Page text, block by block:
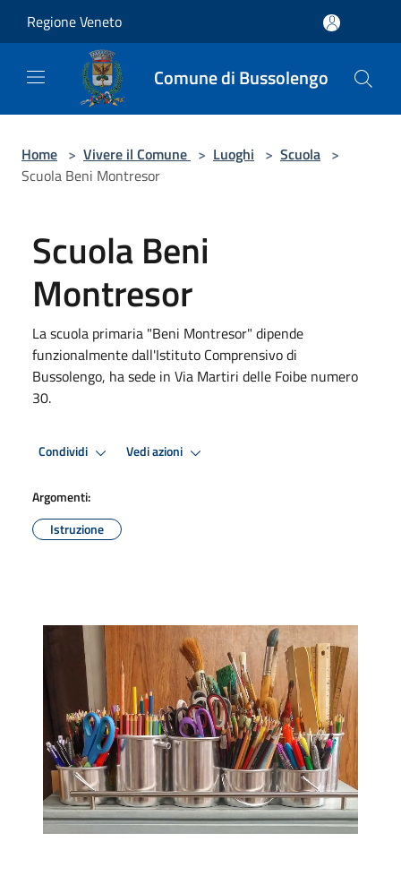
Regione Veneto
Comune di Bussolengo
Home > Vivere il Comune > Luoghi > Scuola >
Scuola Beni Montresor
Scuola Beni
Montresor
La scuola primaria "Beni Montresor" dipende
funzionalmente dall'Istituto Comprensivo di
Bussolengo, ha sede in Via Martiri delle Foibe numero
30.
Condividi Vedi azioni
Argomenti:
Istruzione